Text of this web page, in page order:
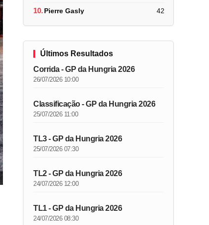
10.Pierre Gasly 42
Últimos Resultados
Corrida - GP da Hungria 2026
26/07/2026 10:00
Classificação - GP da Hungria 2026
25/07/2026 11:00
TL3 - GP da Hungria 2026
25/07/2026 07:30
TL2 - GP da Hungria 2026
24/07/2026 12:00
TL1 - GP da Hungria 2026
24/07/2026 08:30